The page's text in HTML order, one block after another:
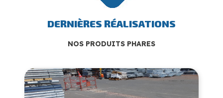
DERNIÈRES RÉALISATIONS
NOS PRODUITS PHARES